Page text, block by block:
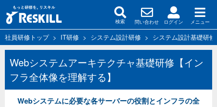
検索 問い合わせ ログイン メニュー
社員研修トップ> IT研修 > システム設計研修 > システム設計基礎研修
Webシステムアーキテクチャ基礎研修【イン
フラ全体像を理解する】
Webシステムに必要な各サーバーの役割とインフラの全